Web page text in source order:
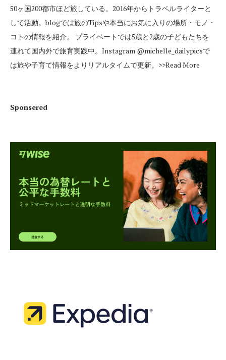
50ヶ国200都市ほど旅している。2016年からトラベルライターと
して活動。blogでは旅のTipsや本当にお気に入りの場所・モノ・
コトの情報を紹介。 プライベートでは5歳と2歳の子どもたちを
連れて国内外で旅育実践中。Instagram @michelle_dailypicsで
は旅や子育て情報をよりリアルタイムで更新。 >>Read More
Sponsered